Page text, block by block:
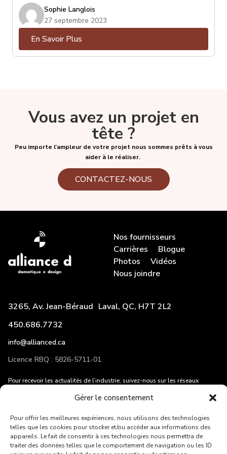
Gérer le consentement
Pour offrir les meilleures expériences, nous utilisons des technologies
telles que les cookies pour stocker et/ou accéder aux informations des
appareils. Le fait de consentir à ces technologies nous permettra de
traiter des données telles que le comportement de navigation ou les ID
Prime Video, Tout.tv, etc. Certains d’entre eux sont
gratuits, la plupart sont payants et parmi eux, certains
proposeront différents forfaits, souvent associés à
une qualité de diffusion. Deezer, entre autre, propose
Sophie Langlois
27 septembre 2023
En Savoir Plus
Vous avez un projet en
tête ?
Peu importe l’ampleur de votre projet nous sommes prêts à vous
aider à le réaliser.
CONTACTEZ-NOUS
Nos fournisseurs
Carrières
Blogue
Photos
Vidéos
Nous joindre
3265, Av. Jean-Béraud Laval, QC, H7T 2L2
450.686.7732
info@allianced.ca
Licence RBQ : 5826-5711-01
Pour recevoir les actualités de l’industrie, suivez-nous sur les réseaux
ENVOYER